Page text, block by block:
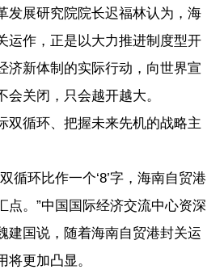
发展研究院院长迟福林认为，海
运作，正是以大力推进制度型开
济新体制的实际行动，向世界宣
关闭，只会越开越大。
双循环、把握未来先机的战略主
循环比作一个‘8’字，海南自贸港
点。”中国国际经济交流中心资深
建国说，随着海南自贸港封关运
更加凸显。